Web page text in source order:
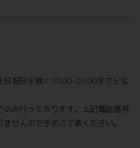
祝日を除く10:00-20:00までとな
み行っております。上記電話番号
せんので予めご了承ください。